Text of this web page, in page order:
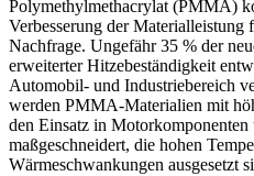
Polymethylmethacrylat (PMMA)
Verbesserung der
Nachfrage. Ungefähr 35 % der
erweiterter Hitzebeständigkeit
Automobil- und Industriebereich
werden PMMA-Materialien mit
den Einsatz in
maßgeschneidert, die hohen
Wärmeschwankungen ausgesetzt